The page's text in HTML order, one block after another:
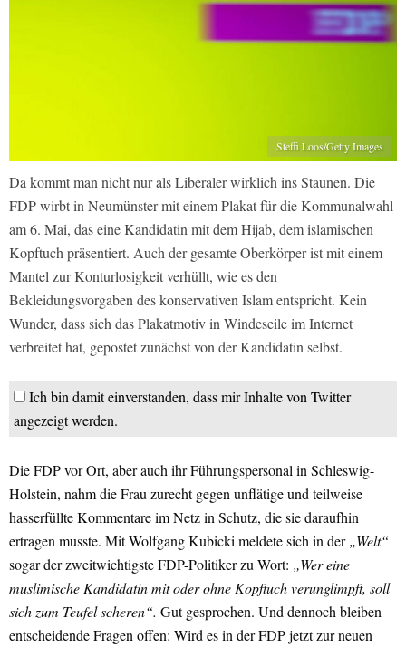
Steffi Loos/Getty Images
Da kommt man nicht nur als Liberaler wirklich ins Staunen. Die
FDP wirbt in Neumünster mit einem Plakat für die Kommunalwahl
am 6. Mai, das eine Kandidatin mit dem Hijab, dem islamischen
Kopftuch präsentiert. Auch der gesamte Oberkörper ist mit einem
Mantel zur Konturlosigkeit verhüllt, wie es den
Bekleidungsvorgaben des konservativen Islam entspricht. Kein
Wunder, dass sich das Plakatmotiv in Windeseile im Internet
verbreitet hat, gepostet zunächst von der Kandidatin selbst.
Ich bin damit einverstanden, dass mir Inhalte von Twitter
angezeigt werden.
Die FDP vor Ort, aber auch ihr Führungspersonal in Schleswig-
Holstein, nahm die Frau zurecht gegen unflätige und teilweise
hasserfüllte Kommentare im Netz in Schutz, die sie daraufhin
ertragen musste. Mit Wolfgang Kubicki meldete sich in der„Welt“
sogar der zweitwichtigste FDP-Politiker zu Wort: „Wer eine
muslimische Kandidatin mit oder ohne Kopftuch verunglimpft, soll
sich zum Teufel scheren“. Gut gesprochen. Und dennoch bleiben
entscheidende Fragen offen: Wird es in der FDP jetzt zur neuen